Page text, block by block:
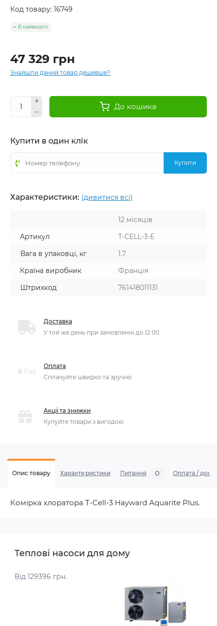
Код товару: 16749
В наявності
47 329 грн
Знайшли даний товар дешевше?
До кошика
Купити в один клік
Купити
Характеристики: (дивитися всі)
12 місяців
Артикул
T-CELL-3-E
Вага в упаковці, кг
1.7
Країна виробник
Франція
Штрихкод
761418011131
Доставка
У той же день при замовленні до 12:00
Оплата
Сплачуйте швидко та зручно
Акції та знижки
Купуйте товари з вигодою
Опис товару Характеристики Питання 0 Оплата /
Комірка хлоратора T-Cell-3 Hayward Aquarite Plus.
Теплові насоси для дому
Від 129396 грн.